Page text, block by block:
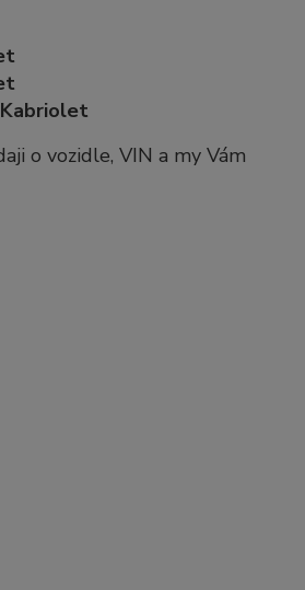
Kabriolet
o vozidle, VIN a my Vám